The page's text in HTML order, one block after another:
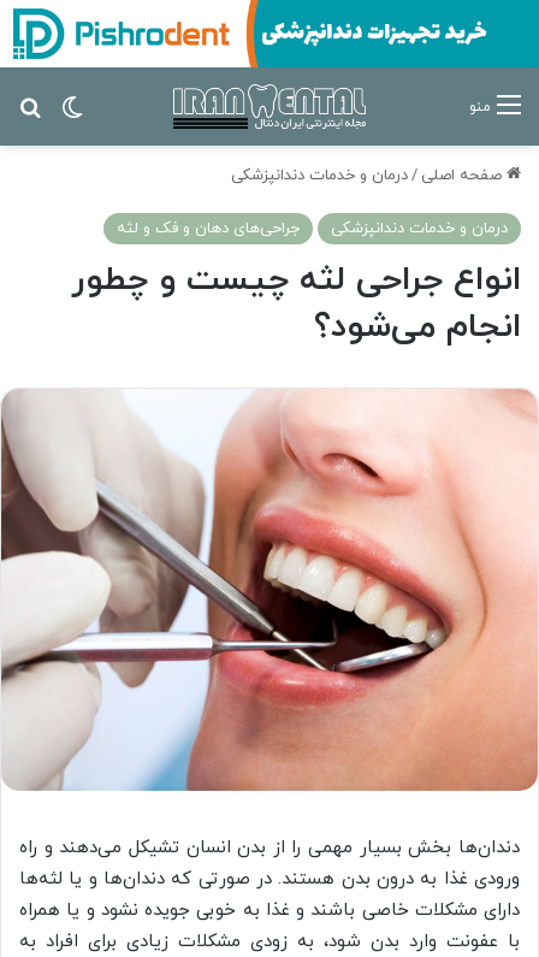
تغییر منو
صفحه اصلی /درمان‌ و خدمات دندانپزشکی
درمان‌ و خدمات دندانپزشکی جراحی‌های دهان و فک و لثه
انواع جراحی لثه چیست و چطور
انجام می‌شود؟
دندان‌ها بخش بسیار مهمی را از بدن انسان تشیکل می‌دهند و راه
ورودی غذا به درون بدن هستند. در صورتی که دندان‌ها و یا لثه‌ها
دارای مشکلات خاصی باشند و غذا به خوبی جویده نشود و یا همراه
با عفونت وارد بدن شود، به زودی مشکلات زیادی برای افراد به